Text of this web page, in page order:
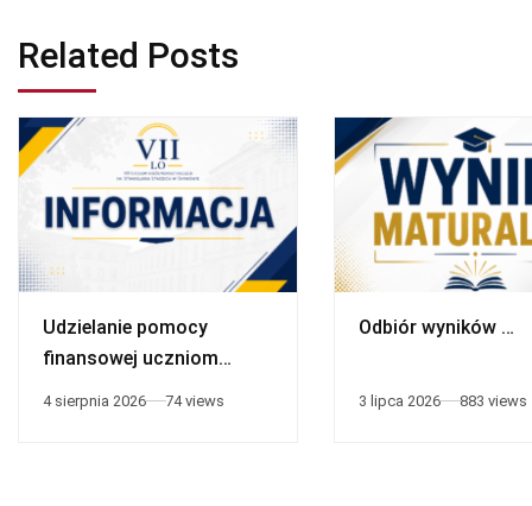
Related Posts
Udzielanie pomocy
finansowej uczniom
4 sierpnia 2026 74 views
Odbiór wyników …
3 lipca 2026 883 views